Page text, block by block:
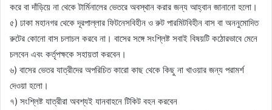
করে বা দাঁড়িয়ে না থেকে টার্মিনালের ভেতরে অবস্থান করার জন্য আহ্বান জানানো হলো।
৫) ঢাকা মহানগর থেকে দূরপাল্লার ফিটনেসবিহীন ও রুট পারমিটবিহীন বাস বা অননুমোদিত
রুটের কোনো বাস চলাচল করবে না। বাসের সঙ্গে সংশ্লিষ্ট সবাই বিষয়টি কঠোরভাবে মেনে
চলবেন এবং কর্তৃপক্ষকে সহায়তা করবেন।
৬) বাসের ভেতর যাত্রীদের অপরিচিত কারো কাছ থেকে কিছু না খাওয়ার জন্য পরামর্শ
দেওয়া হলো।
৭) সংশ্লিষ্ট যাত্রীরা অবশ্যই যানবাহনে টিকিট বহন করবেন